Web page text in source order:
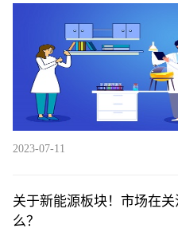
2023-07-11
关于新能源板块！市场在关
么？